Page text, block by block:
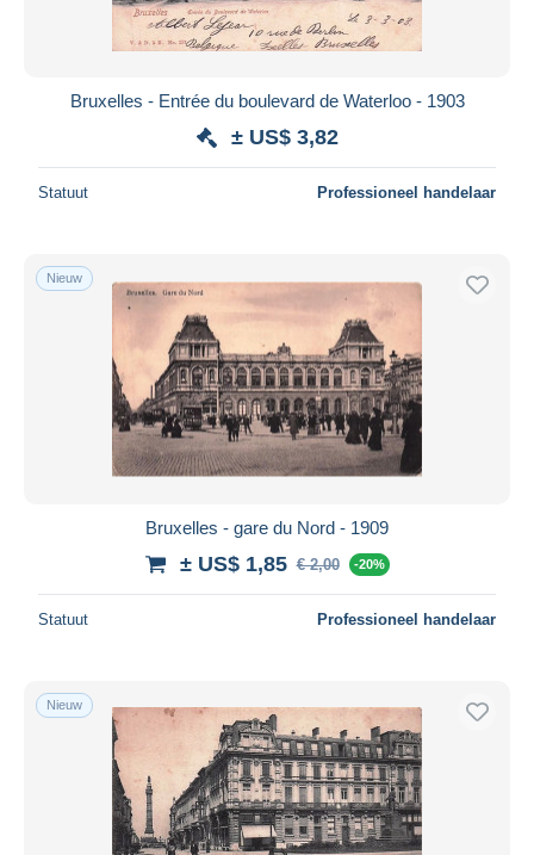
Bruxelles - Entrée du boulevard de Waterloo - 1903
± US$ 3,82
Statuut Professioneel handelaar
Nieuw
Bruxelles - gare du Nord - 1909
± US$ 1,85 € 2,00 -20%
Statuut Professioneel handelaar
Nieuw